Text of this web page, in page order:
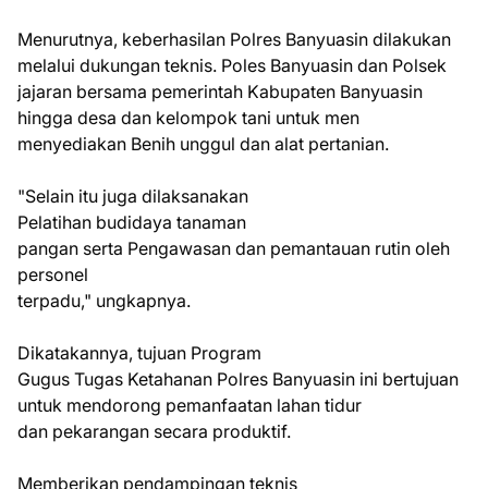
Menurutnya, keberhasilan Polres Banyuasin dilakukan
melalui dukungan teknis. Poles Banyuasin dan Polsek
jajaran bersama pemerintah Kabupaten Banyuasin
hingga desa dan kelompok tani untuk men
menyediakan Benih unggul dan alat pertanian.
"Selain itu juga dilaksanakan
Pelatihan budidaya tanaman
pangan serta Pengawasan dan pemantauan rutin oleh
personel
terpadu," ungkapnya.
Dikatakannya, tujuan Program
Gugus Tugas Ketahanan Polres Banyuasin ini bertujuan
untuk mendorong pemanfaatan lahan tidur
dan pekarangan secara produktif.
Memberikan pendampingan teknis